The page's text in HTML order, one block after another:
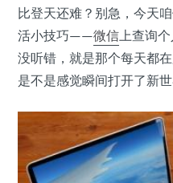
比登天还难？别急，今天
活小技巧——微信上查询
没听错，就是那个每天都
是不是感觉瞬间打开了新